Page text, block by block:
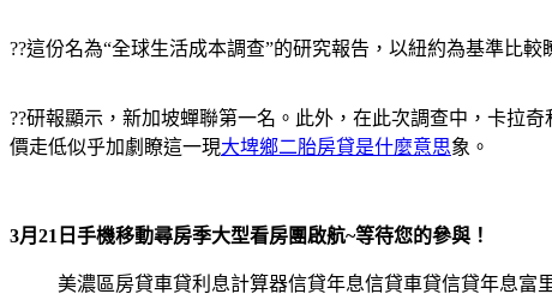
??這份名為“全球生活成本調查”的研究報告，以紐約為基準比
??研報顯示，新加坡蟬聯第一名。此外，在此次調查中，卡拉
價走低似乎加劇瞭這一現大埤鄉二胎房貸是什麼意思象。
3月21日手機移動尋房季大型看房團啟航~等待您的參與！
美濃區房貸車貸利息計算器信貸年息信貸車貸信貸年息